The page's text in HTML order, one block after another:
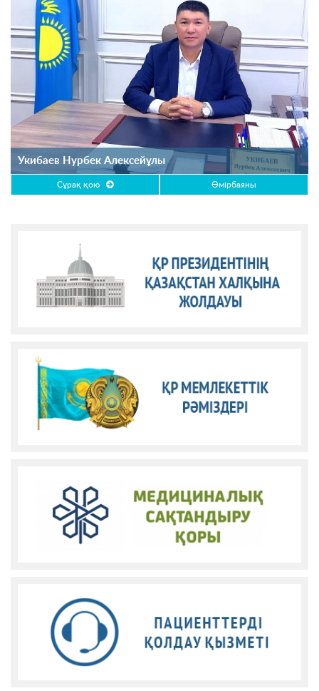
Укибаев Нурбек Алексейұлы
Сұрақ қою Өмірбаяны